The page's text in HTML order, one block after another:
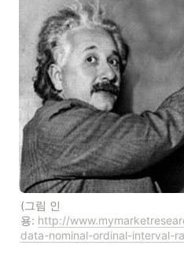
(그림 인
용: http://
data-nominal-ordinal-interval-